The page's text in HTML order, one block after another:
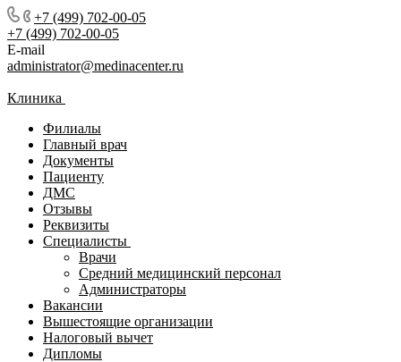
+7 (499) 702-00-05
+7 (499) 702-00-05
E-mail
administrator@medinacenter.ru
Клиника
Филиалы
Главный врач
Документы
Пациенту
ДМС
Отзывы
Реквизиты
Специалисты
Врачи
Средний медицинский персонал
Администраторы
Вакансии
Вышестоящие организации
Налоговый вычет
Дипломы